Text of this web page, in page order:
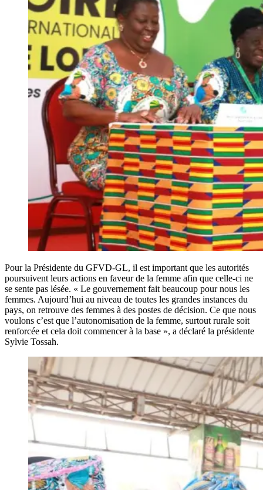
Pour la Présidente du GFVD-GL, il est important que les autorités
poursuivent leurs actions en faveur de la femme afin que celle-ci ne
se sente pas lésée. « Le gouvernement fait beaucoup pour nous les
femmes. Aujourd’hui au niveau de toutes les grandes instances du
pays, on retrouve des femmes à des postes de décision. Ce que nous
voulons c’est que l’autonomisation de la femme, surtout rurale soit
renforcée et cela doit commencer à la base », a déclaré la présidente
Sylvie Tossah.